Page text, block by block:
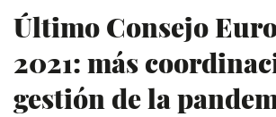
Último Consejo
2021: más
gestión de la